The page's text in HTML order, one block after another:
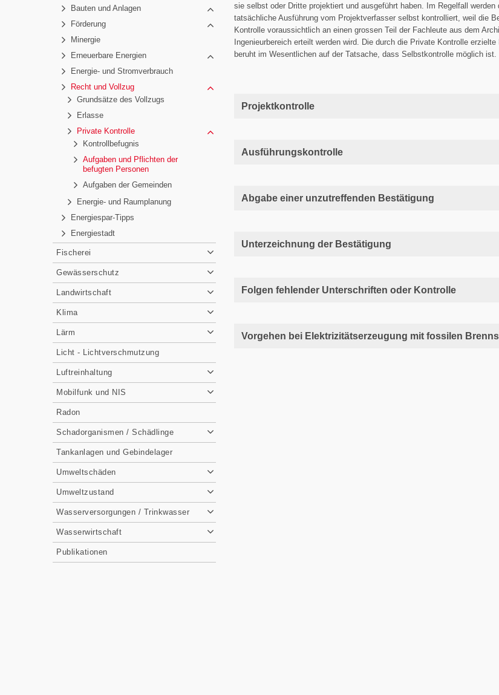
Bauten und Anlagen
Förderung
Minergie
Erneuerbare Energien
Energie- und Stromverbrauch
Recht und Vollzug
Grundsätze des Vollzugs
Erlasse
Private Kontrolle
Kontrollbefugnis
Aufgaben und Pflichten der
befugten Personen
Aufgaben der Gemeinden
Energie- und Raumplanung
Energiespar-Tipps
Energiestadt
Fischerei
Gewässerschutz
Landwirtschaft
Klima
Lärm
Licht - Lichtverschmutzung
Luftreinhaltung
Mobilfunk und NIS
Radon
Schadorganismen / Schädlinge
Tankanlagen und Gebindelager
Umweltschäden
Umweltzustand
Wasserversorgungen / Trinkwasser
Wasserwirtschaft
Publikationen
sie selbst oder Dritte projektiert und ausgeführt haben. Im Regelfall werden
tatsächliche Ausführung vom Projektverfasser selbst kontrolliert, weil die
Kontrolle voraussichtlich an einen grossen Teil der Fachleute aus dem
Ingenieurbereich erteilt werden wird. Die durch die Private Kontrolle
beruht im Wesentlichen auf der Tatsache, dass Selbstkontrolle möglich ist.
Projektkontrolle
Ausführungskontrolle
Abgabe einer unzutreffenden Bestätigung
Unterzeichnung der Bestätigung
Folgen fehlender Unterschriften oder Kontrolle
Vorgehen bei Elektrizitätserzeugung mit fossilen